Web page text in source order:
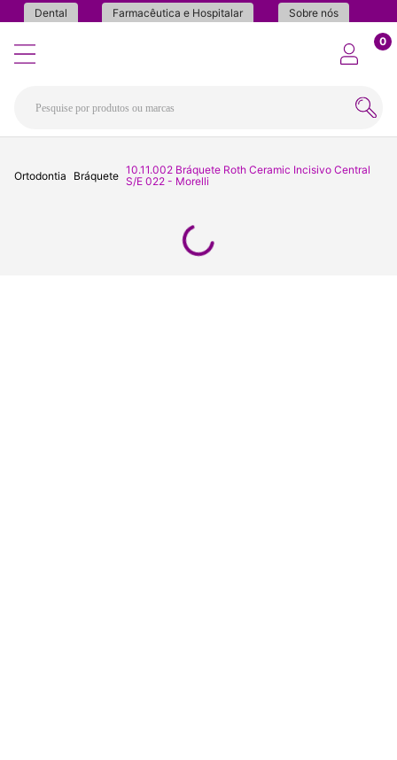
Dental Farmacêutica e Hospitalar Sobre nós
0
Ortodontia Bráquete 10.11.002 Bráquete Roth Ceramic Incisivo Central
S/E 022 - Morelli